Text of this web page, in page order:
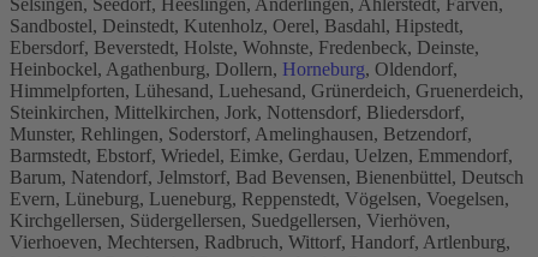
Selsingen, Seedorf, Heeslingen, Anderlingen, Ahlerstedt, Farven,
Sandbostel, Deinstedt, Kutenholz, Oerel, Basdahl, Hipstedt,
Ebersdorf, Beverstedt, Holste, Wohnste, Fredenbeck, Deinste,
Heinbockel, Agathenburg, Dollern, Horneburg, Oldendorf,
Himmelpforten, Lühesand, Luehesand, Grünerdeich, Gruenerdeich,
Steinkirchen, Mittelkirchen, Jork, Nottensdorf, Bliedersdorf,
Munster, Rehlingen, Soderstorf, Amelinghausen, Betzendorf,
Barmstedt, Ebstorf, Wriedel, Eimke, Gerdau, Uelzen, Emmendorf,
Barum, Natendorf, Jelmstorf, Bad Bevensen, Bienenbüttel, Deutsch
Evern, Lüneburg, Lueneburg, Reppenstedt, Vögelsen, Voegelsen,
Kirchgellersen, Südergellersen, Suedgellersen, Vierhöven,
Vierhoeven, Mechtersen, Radbruch, Wittorf, Handorf, Artlenburg,